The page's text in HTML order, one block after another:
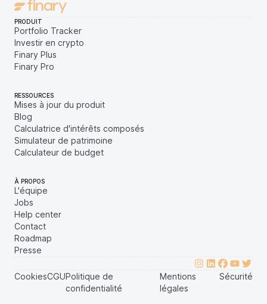
PRODUIT
Portfolio Tracker
Investir en crypto
Finary Plus
Finary Pro
RESSOURCES
Mises à jour du produit
Blog
Calculatrice d'intérêts composés
Simulateur de patrimoine
Calculateur de budget
À PROPOS
L'équipe
Jobs
Help center
Contact
Roadmap
Presse
CookiesCGUPolitique de
confidentialité
Mentions
légales
Sécurité